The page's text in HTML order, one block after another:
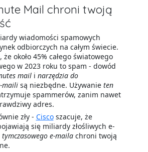
Mail chroni twoją
wiadomości spamowych
odbiorczych na całym świecie.
że około 45% całego światowego
w 2023 roku to spam - dowód
maili narzędzia do
mailisą niezbędne. Używanie ten
spammerów, zanim nawet
adres.
zły - Ciscoszacuje, że
się miliardy złośliwych e-
tymczasowego e-mailachroni twoją